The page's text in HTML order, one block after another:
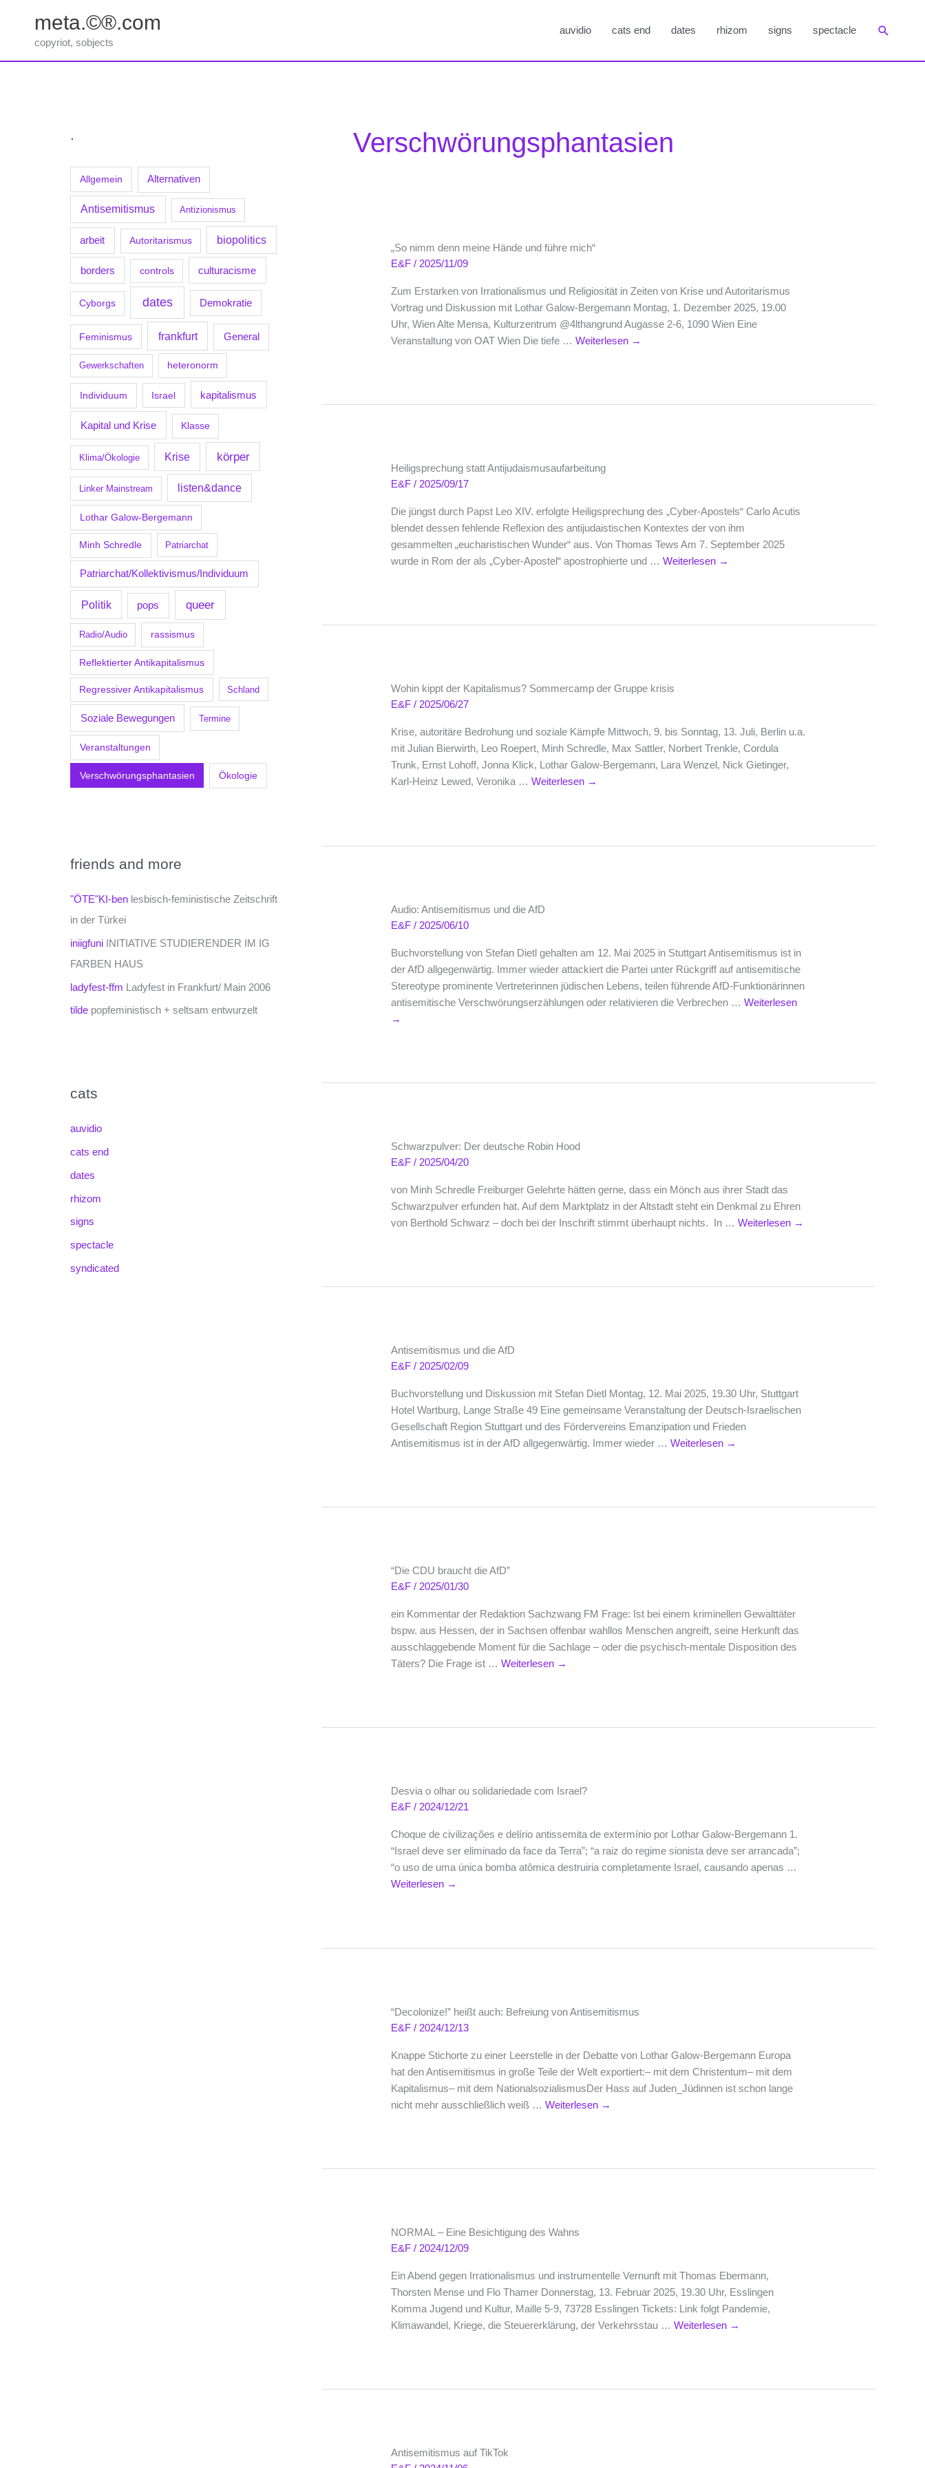
springen
meta.©®.com
copyriot, sobjects
auvidio cats end dates rhizom signs spectacle Suchen
.
Allgemein Alternativen
Antisemitismus Antizionismus
arbeit Autoritarismus biopolitics
borders controls culturacisme
Cyborgs dates Demokratie
Feminismus frankfurt General
Gewerkschaften heteronorm
Individuum Israel kapitalismus
Kapital und Krise Klasse
Klima/Ökologie Krise körper
Linker Mainstream listen&dance
Lothar Galow-Bergemann
Minh Schredle Patriarchat
Patriarchat/Kollektivismus/Individuum
Politik pops queer
Radio/Audio rassismus
Reflektierter Antikapitalismus
Regressiver Antikapitalismus Schland
Soziale Bewegungen Termine
Veranstaltungen
Verschwörungsphantasien Ökologie
friends and more
"ÖTE"KI-ben lesbisch-feministische Zeitschrift
in der Türkei
iniigfuni INITIATIVE STUDIERENDER IM IG
FARBEN HAUS
ladyfest-ffm Ladyfest in Frankfurt/ Main 2006
tilde popfeministisch + seltsam entwurzelt
cats
auvidio
cats end
dates
rhizom
signs
spectacle
syndicated
Verschwörungsphantasien
„So nimm denn meine Hände und führe mich“
E&F/ 2025/11/09
Zum Erstarken von Irrationalismus und Religiosität in Zeiten von Krise und Autoritarismus
Vortrag und Diskussion mit Lothar Galow-Bergemann Montag, 1. Dezember 2025, 19.00
Uhr, Wien Alte Mensa, Kulturzentrum @4lthangrund Augasse 2-6, 1090 Wien Eine
Veranstaltung von OAT Wien Die tiefe …Weiterlesen →
Heiligsprechung statt Antijudaismusaufarbeitung
E&F/ 2025/09/17
Die jüngst durch Papst Leo XIV. erfolgte Heiligsprechung des „Cyber-Apostels“ Carlo Acutis
blendet dessen fehlende Reflexion des antijudaistischen Kontextes der von ihm
gesammelten „eucharistischen Wunder“ aus. Von Thomas Tews Am 7. September 2025
wurde in Rom der als „Cyber-Apostel“ apostrophierte und …Weiterlesen →
Wohin kippt der Kapitalismus? Sommercamp der Gruppe krisis
E&F/2025/06/27
Krise, autoritäre Bedrohung und soziale Kämpfe Mittwoch, 9. bis Sonntag, 13. Juli, Berlin u.a.
mit Julian Bierwirth, Leo Roepert, Minh Schredle, Max Sattler, Norbert Trenkle, Cordula
Trunk, Ernst Lohoff, Jonna Klick, Lothar Galow-Bergemann, Lara Wenzel, Nick Gietinger,
Karl-Heinz Lewed, Veronika …Weiterlesen →
Audio: Antisemitismus und die AfD
E&F/ 2025/06/10
Buchvorstellung von Stefan Dietl gehalten am 12. Mai 2025 in Stuttgart Antisemitismus ist in
der AfD allgegenwärtig. Immer wieder attackiert die Partei unter Rückgriff auf antisemitische
Stereotype prominente Vertreterinnen jüdischen Lebens, teilen führende AfD-Funktionärinnen
antisemitische Verschwörungserzählungen oder relativieren die Verbrechen …Weiterlesen
→
Schwarzpulver: Der deutsche Robin Hood
E&F/ 2025/04/20
von Minh Schredle Freiburger Gelehrte hätten gerne, dass ein Mönch aus ihrer Stadt das
Schwarzpulver erfunden hat. Auf dem Marktplatz in der Altstadt steht ein Denkmal zu Ehren
von Berthold Schwarz – doch bei der Inschrift stimmt überhaupt nichts. In …Weiterlesen →
Antisemitismus und die AfD
E&F/ 2025/02/09
Buchvorstellung und Diskussion mit Stefan Dietl Montag, 12. Mai 2025, 19.30 Uhr, Stuttgart
Hotel Wartburg, Lange Straße 49 Eine gemeinsame Veranstaltung der Deutsch-Israelischen
Gesellschaft Region Stuttgart und des Fördervereins Emanzipation und Frieden
Antisemitismus ist in der AfD allgegenwärtig. Immer wieder …Weiterlesen →
“Die CDU braucht die AfD”
E&F/ 2025/01/30
ein Kommentar der Redaktion Sachzwang FM Frage: Ist bei einem kriminellen Gewalttäter
bspw. aus Hessen, der in Sachsen offenbar wahllos Menschen angreift, seine Herkunft das
ausschlaggebende Moment für die Sachlage – oder die psychisch-mentale Disposition des
Täters? Die Frage ist …Weiterlesen →
Desvia o olhar ou solidariedade com Israel?
E&F/2024/12/21
Choque de civilizações e delírio antissemita de extermínio por Lothar Galow-Bergemann 1.
“Israel deve ser eliminado da face da Terra”; “a raiz do regime sionista deve ser arrancada”;
“o uso de uma única bomba atômica destruiria completamente Israel, causando apenas …
Weiterlesen →
“Decolonize!” heißt auch: Befreiung von Antisemitismus
E&F/ 2024/12/13
Knappe Stichorte zu einer Leerstelle in der Debatte von Lothar Galow-Bergemann Europa
hat den Antisemitismus in große Teile der Welt exportiert:– mit dem Christentum– mit dem
Kapitalismus– mit dem NationalsozialismusDer Hass auf Juden_Jüdinnen ist schon lange
nicht mehr ausschließlich weiß …Weiterlesen →
NORMAL – Eine Besichtigung des Wahns
E&F/ 2024/12/09
Ein Abend gegen Irrationalismus und instrumentelle Vernunft mit Thomas Ebermann,
Thorsten Mense und Flo Thamer Donnerstag, 13. Februar 2025, 19.30 Uhr, Esslingen
Komma Jugend und Kultur, Maille 5-9, 73728 Esslingen Tickets: Link folgt Pandemie,
Klimawandel, Kriege, die Steuererklärung, der Verkehrsstau …Weiterlesen →
Antisemitismus auf TikTok